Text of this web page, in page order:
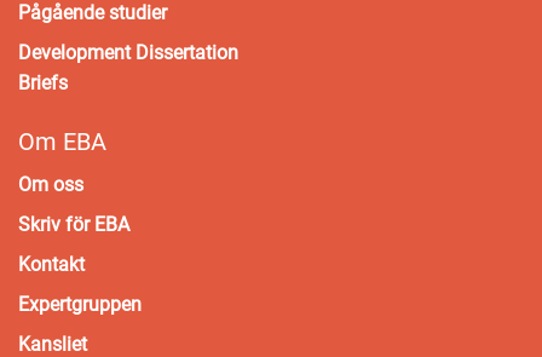
Pågående studier
Development Dissertation
Briefs
Om EBA
Om oss
Skriv för EBA
Kontakt
Expertgruppen
Kansliet